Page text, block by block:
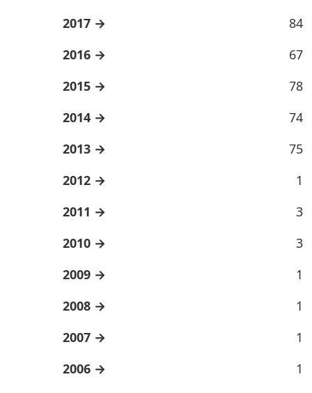
2017
84
2016
67
2015
78
2014
74
2013
75
2012
1
2011
3
2010
3
2009
1
2008
1
2007
1
2006
1